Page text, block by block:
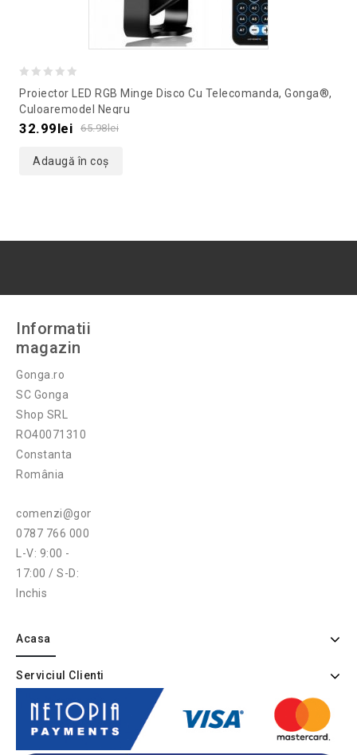
out
of
Proiector LED RGB Minge Disco Cu Telecomanda, Gonga®,
Culoaremodel Negru
65.98lei
32.99lei
Adaugă în coș
Informatii
magazin
Gonga.ro
SC Gonga
Shop SRL
RO40071310
Constanta
România
comenzi@gonga.ro
0787 766 000
L-V: 9:00 -
17:00 / S-D:
Inchis
Acasa
Serviciul Clienti